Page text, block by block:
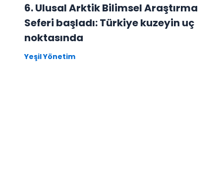
6. Ulusal Arktik Bilimsel Araştırma
Seferi başladı: Türkiye kuzeyin uç
noktasında
Yeşil Yönetim